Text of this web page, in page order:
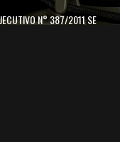
N° 387/2011 SE